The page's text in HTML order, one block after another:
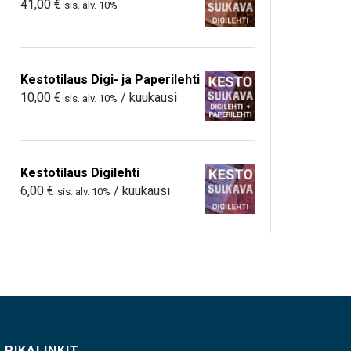
41,00 € sis. alv. 10%
Kestotilaus Digi- ja Paperilehti
10,00 € sis. alv. 10% / kuukausi
Kestotilaus Digilehti
6,00 € sis. alv. 10% / kuukausi